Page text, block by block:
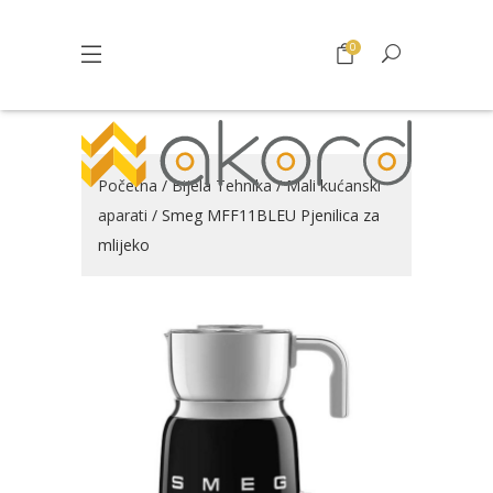
0
Početna /Bijela Tehnika/Mali kućanski
aparati / Smeg MFF11BLEU Pjenilica za
mlijeko